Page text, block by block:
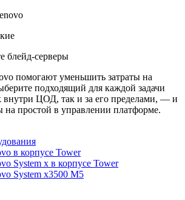
блейд-серверы
помогают уменьшить затраты на
подходящий для каждой задачи
внутри ЦОД, так и за его пределами, — и
на простой в управлении платформе.
в корпусе Tower
System x в корпусе Tower
System x3500 M5